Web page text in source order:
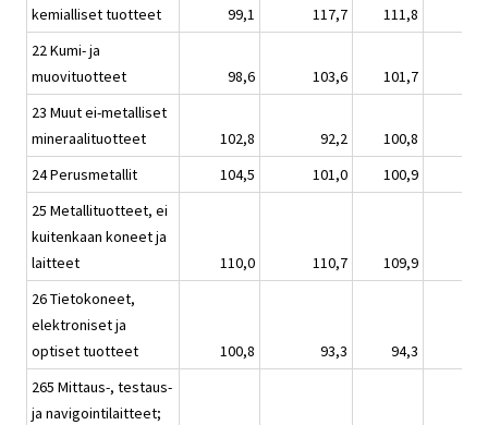
kemialliset tuotteet
99,1 117,7
111,8
22 Kumi- ja
muovituotteet
98,6 103,6
101,7
23 Muut ei-metalliset
mineraalituotteet
102,8 92,2
100,8
24 Perusmetallit
104,5 101,0
100,9
25 Metallituotteet, ei
kuitenkaan koneet ja
laitteet
110,0 110,7
109,9
26 Tietokoneet,
elektroniset ja
optiset tuotteet
100,8 93,3
94,3
265 Mittaus-, testaus-
ja navigointilaitteet;